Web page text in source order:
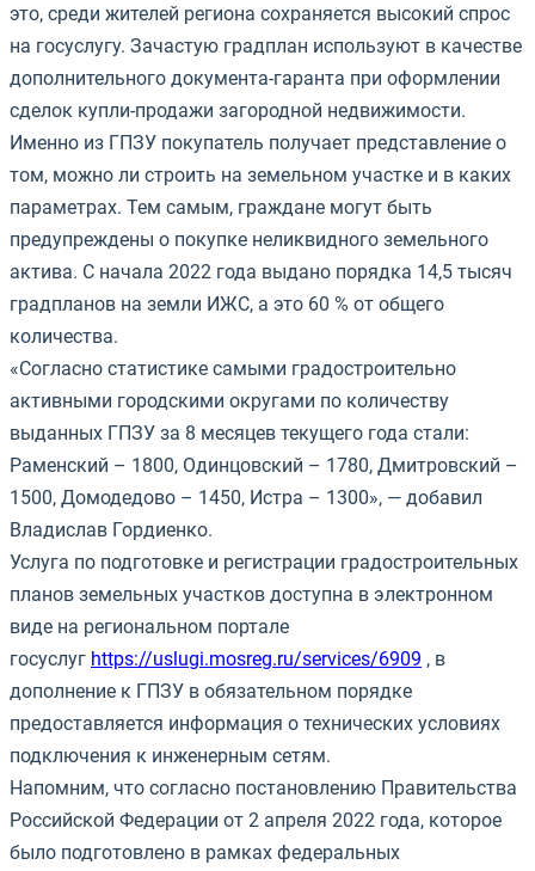
это, среди жителей региона сохраняется высокий спрос
на госуслугу. Зачастую градплан используют в качестве
дополнительного документа-гаранта при оформлении
сделок купли-продажи загородной недвижимости.
Именно из ГПЗУ покупатель получает представление о
том, можно ли строить на земельном участке и в каких
параметрах. Тем самым, граждане могут быть
предупреждены о покупке неликвидного земельного
актива. С начала 2022 года выдано порядка 14,5 тысяч
градпланов на земли ИЖС, а это 60 % от общего
количества.
«Согласно статистике самыми градостроительно
активными городскими округами по количеству
выданных ГПЗУ за 8 месяцев текущего года стали:
Раменский – 1800, Одинцовский – 1780, Дмитровский –
1500, Домодедово – 1450, Истра – 1300», — добавил
Владислав Гордиенко.
Услуга по подготовке и регистрации градостроительных
планов земельных участков доступна в электронном
виде на региональном портале
госуслуг https://uslugi.mosreg.ru/services/6909 , в
дополнение к ГПЗУ в обязательном порядке
предоставляется информация о технических условиях
подключения к инженерным сетям.
Напомним, что согласно постановлению Правительства
Российской Федерации от 2 апреля 2022 года, которое
было подготовлено в рамках федеральных